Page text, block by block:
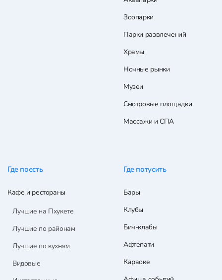
Зоопарки
Парки развлечений
Храмы
Ночные рынки
Музеи
Смотровые площадки
Массажи и СПА
Где поесть
Кафе и рестораны
Лучшие на Пхукете
Лучшие по районам
Лучшие по кухням
Видовые
Где потусить
Бары
Клубы
Бич-клабы
Афтепати
Караоке